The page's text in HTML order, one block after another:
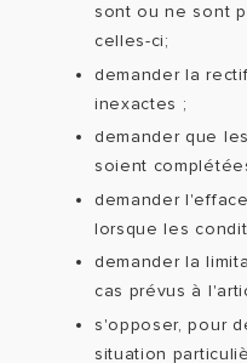
sont ou ne sont
celles-ci;
demander la
inexactes ;
demander que
soient
demander
lorsque les
demander la
cas prévus à
s'opposer, pour
situation